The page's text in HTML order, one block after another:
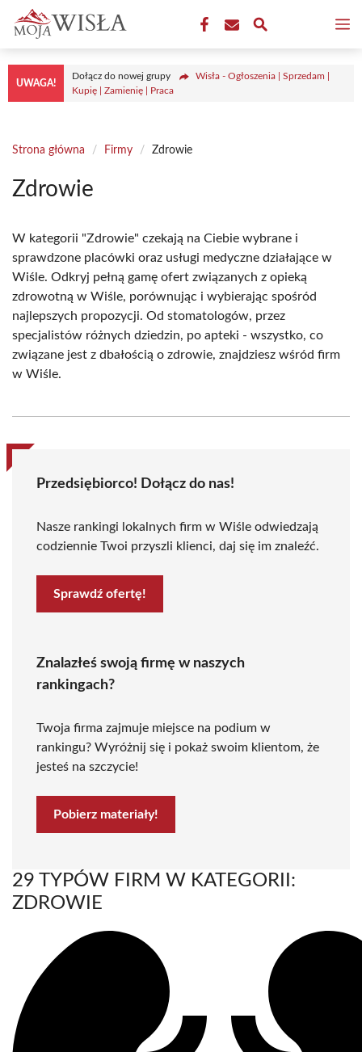
Przejdź
treści
UWAGA!
Dołącz do nowej grupy
Wisła - Ogłoszenia | Sprzedam |
Kupię | Zamienię | Praca
Strona główna / Firmy / Zdrowie
Zdrowie
W kategorii "Zdrowie" czekają na Ciebie wybrane i
sprawdzone placówki oraz usługi medyczne działające w
Wiśle. Odkryj pełną gamę ofert związanych z opieką
zdrowotną w Wiśle, porównując i wybierając spośród
najlepszych propozycji. Od stomatologów, przez
specjalistów różnych dziedzin, po apteki - wszystko, co
związane jest z dbałością o zdrowie, znajdziesz wśród firm
w Wiśle.
Przedsiębiorco! Dołącz do nas!
Nasze rankingi lokalnych firm w Wiśle odwiedzają
codziennie Twoi przyszli klienci, daj się im znaleźć.
Sprawdź ofertę!
Znalazłeś swoją firmę w naszych
rankingach?
Twoja firma zajmuje miejsce na podium w
rankingu? Wyróżnij się i pokaż swoim klientom, że
jesteś na szczycie!
Pobierz materiały!
29 TYPÓW FIRM W KATEGORII:
ZDROWIE